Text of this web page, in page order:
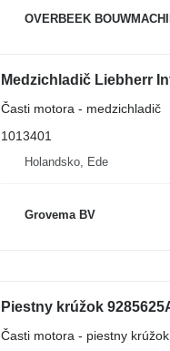
OVERBEEK
Medzichladič Liebherr
Časti motora - medzichladič
1013401
Holandsko, Ede
Grovema BV
Časti motora - piestny krúžok